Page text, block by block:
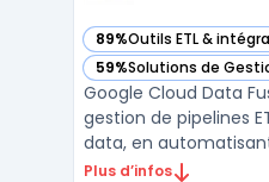
89%Outils ETL &
— voir Google Cloud
59%Solutions de
— voir Google Cloud
Google Cloud Data
gestion de pipelines
data, en
dans un contexte
Plus d’infos